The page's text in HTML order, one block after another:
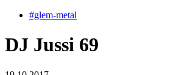
#glem-metal
DJ Jussi 69